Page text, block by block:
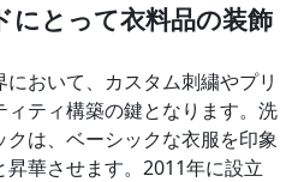
にとって衣料品の装飾
おいて、カスタム刺繍やプリ
ティ構築の鍵となります。洗
は、ベーシックな衣服を印象
華させます。2011年に設立